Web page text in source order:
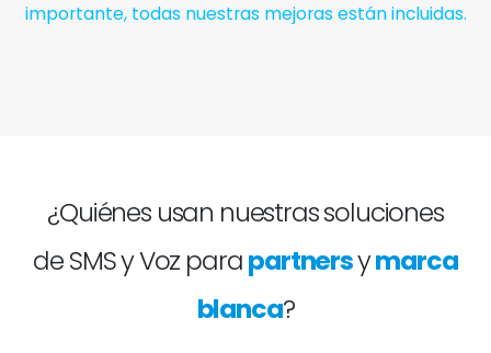
importante, todas nuestras mejoras están incluidas.
¿Quiénes usan nuestras soluciones
de SMS y Voz parapartnersymarca
blanca?